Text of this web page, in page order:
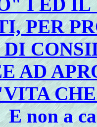
PER
AD
E non a